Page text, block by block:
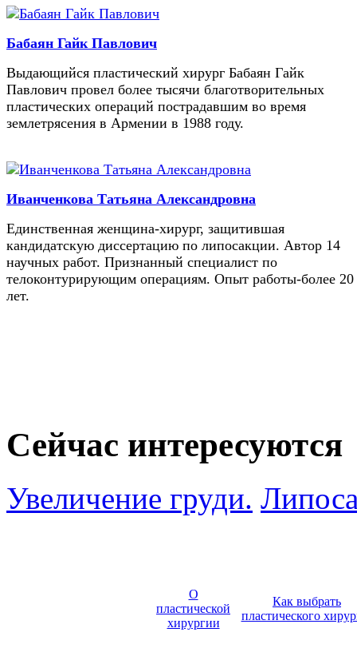
Бабаян Гайк Павлович
Выдающийся пластический хирург Бабаян Гайк
Павлович провел более тысячи благотворительных
пластических операций пострадавшим во время
землетрясения в Армении в 1988 году.
Иванченкова Татьяна Александровна
Единственная женщина-хирург, защитившая
кандидатскую диссертацию по липосакции. Автор 14
научных работ. Признанный специалист по
телоконтурирующим операциям. Опыт работы-более 20
лет.
Сейчас интересуются
Увеличение груди.
О
пластической
хирургии
Как выбрать
пластического